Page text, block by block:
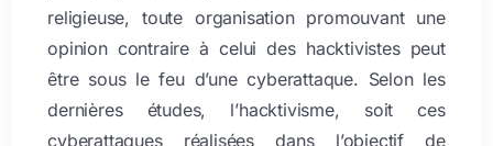
religieuse, toute organisation promouvant une
opinion contraire à celui des hacktivistes peut
être sous le feu d’une cyberattaque. Selon les
dernières études, l’hacktivisme, soit ces
cyberattaques réalisées dans l’objectif de